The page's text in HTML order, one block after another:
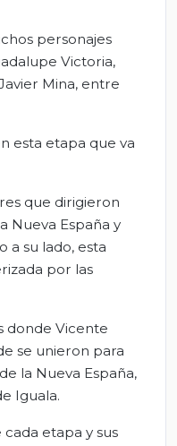
personajes
Victoria,
Mina, entre
esta etapa que va
que dirigieron
Nueva España y
a su lado, esta
por las
donde Vicente
se unieron para
la Nueva España,
Iguala.
etapa y sus